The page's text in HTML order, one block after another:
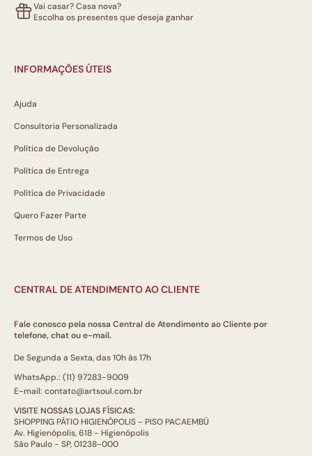
Vai casar? Casa nova?
Escolha os presentes que deseja ganhar
INFORMAÇÕES ÚTEIS
Ajuda
Consultoria Personalizada
Política de Devolução
Política de Entrega
Política de Privacidade
Quero Fazer Parte
Termos de Uso
CENTRAL DE ATENDIMENTO AO CLIENTE
Fale conosco pela nossa Central de Atendimento ao Cliente por
telefone, chat ou e-mail.
De Segunda a Sexta, das 10h às 17h
WhatsApp.: (11) 97283-9009
E-mail: contato@artsoul.com.br
VISITE NOSSAS LOJAS FÍSICAS:
SHOPPING PÁTIO HIGIENÓPOLIS - PISO PACAEMBÚ
Av. Higienópolis, 618 - Higienópolis
São Paulo - SP, 01238-000